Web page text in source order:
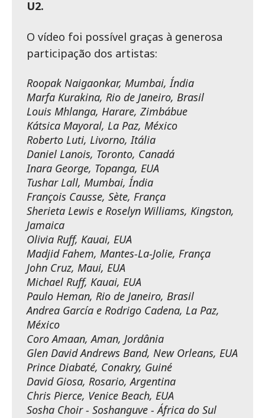
U2.
O vídeo foi possível graças à generosa
participação dos artistas:
Roopak Naigaonkar, Mumbai, Índia
Marfa Kurakina, Rio de Janeiro, Brasil
Louis Mhlanga, Harare, Zimbábue
Kátsica Mayoral, La Paz, México
Roberto Luti, Livorno, Itália
Daniel Lanois, Toronto, Canadá
Inara George, Topanga, EUA
Tushar Lall, Mumbai, Índia
François Causse, Sète, França
Sherieta Lewis e Roselyn Williams, Kingston,
Jamaica
Olivia Ruff, Kauai, EUA
Madjid Fahem, Mantes-La-Jolie, França
John Cruz, Maui, EUA
Michael Ruff, Kauai, EUA
Paulo Heman, Rio de Janeiro, Brasil
Andrea García e Rodrigo Cadena, La Paz,
México
Coro Amaan, Aman, Jordânia
Glen David Andrews Band, New Orleans, EUA
Prince Diabaté, Conakry, Guiné
David Giosa, Rosario, Argentina
Chris Pierce, Venice Beach, EUA
Sosha Choir - Soshanguve - África do Sul